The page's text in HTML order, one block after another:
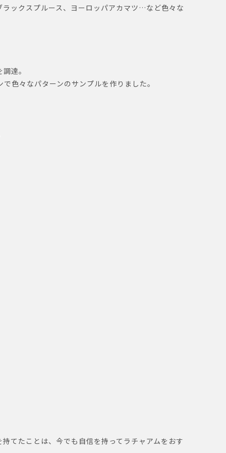
ックスプルース、ヨーロッパアカマツ…など色々な
達。
色々なパターンのサンプルを作りました。
てたことは、今でも自信を持ってラチャアムをおす